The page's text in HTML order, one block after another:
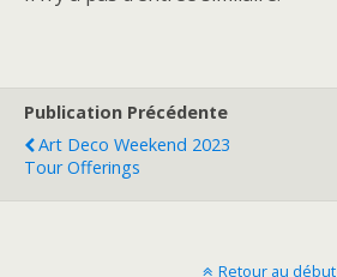
Publication Précédente
Art Deco Weekend 2023
Tour Offerings
Retour au début